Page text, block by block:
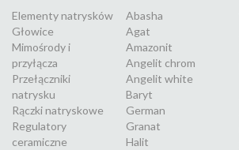
Elementy natrysków
Głowice
Mimośrody i
przyłącza
Przełączniki
natrysku
Rączki natryskowe
Regulatory
ceramiczne
Abasha
Agat
Amazonit
Angelit chrom
Angelit white
Baryt
German
Granat
Halit